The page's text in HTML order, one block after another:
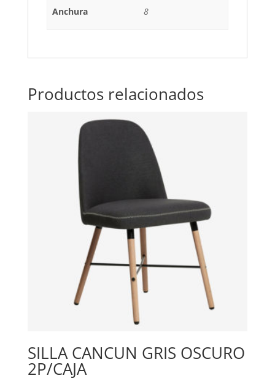
Anchura 8
Productos relacionados
SILLA CANCUN GRIS OSCURO
2P/CAJA